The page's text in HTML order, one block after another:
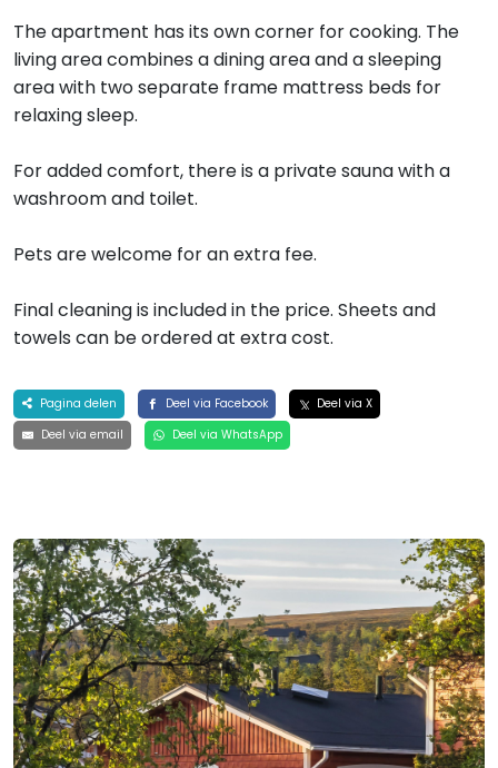
The apartment has its own corner for cooking. The
living area combines a dining area and a sleeping
area with two separate frame mattress beds for
relaxing sleep.
For added comfort, there is a private sauna with a
washroom and toilet.
Pets are welcome for an extra fee.
Final cleaning is included in the price. Sheets and
towels can be ordered at extra cost.
Pagina delen Deel via Facebook
Deel via X
Deel via email
Deel via WhatsApp